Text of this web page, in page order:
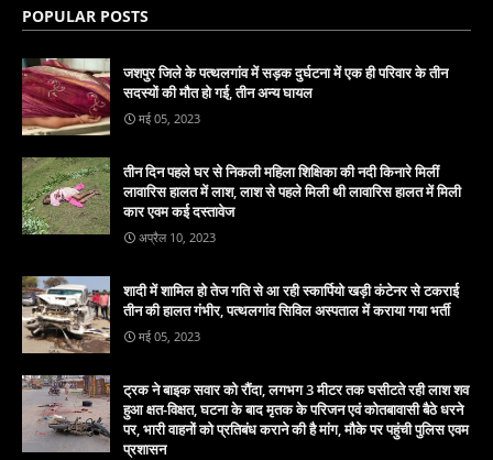
POPULAR POSTS
जशपुर जिले के पत्थलगांव में सड़क दुर्घटना में एक ही परिवार के तीन
सदस्यों की मौत हो गई, तीन अन्य घायल
मई 05, 2023
तीन दिन पहले घर से निकली महिला शिक्षिका की नदी किनारे मिलीं
लावारिस हालत में लाश, लाश से पहले मिली थी लावारिस हालत में मिली
कार एवम कई दस्तावेज
अप्रैल 10, 2023
शादी में शामिल हो तेज गति से आ रही स्कार्पियो खड़ी कंटेनर से टकराई
तीन की हालत गंभीर, पत्थलगांव सिविल अस्पताल में कराया गया भर्ती
मई 05, 2023
ट्रक ने बाइक सवार को रौंदा, लगभग 3 मीटर तक घसीटते रही लाश शव
हुआ क्षत-विक्षत, घटना के बाद मृतक के परिजन एवं कोतबावासी बैठे धरने
पर, भारी वाहनों को प्रतिबंध कराने की है मांग, मौके पर पहुंची पुलिस एवम
प्रशासन